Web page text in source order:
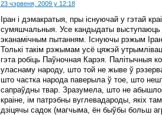
23 чэрвеня, 2009 у 12:18
Іран і дэмакратыя, пры існуючай у гэтай
сумяшчальныя. Усе кандыдаты выступаюць
эканамічным пытанням. Існуючы рэжым
Толькі такім рэжымам усё цяжэй
гэта робіць Паўночная Карэя. Палітычныя
уласнаму народу, што той не жыве ў
што частка народа паверыла ў тое, што
сапраўдны твар. Зразумела, што не
краіне, ім патрэбны вуглевадароды, якіх
дзіцячы садок (магчыма, ён быўбы больш